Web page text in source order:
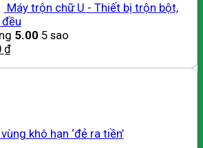
Máy trộn chữ U - Thiết bị trộn bột,
5.00 5 sao
₫
khô hạn ‘đẻ ra tiền’